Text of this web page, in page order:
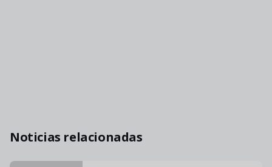
Noticias relacionadas